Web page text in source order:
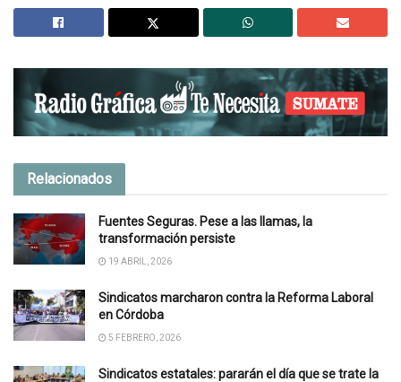
Relacionados
Fuentes Seguras. Pese a las llamas, la
transformación persiste
19 ABRIL, 2026
Sindicatos marcharon contra la Reforma Laboral
en Córdoba
5 FEBRERO, 2026
Sindicatos estatales: pararán el día que se trate la